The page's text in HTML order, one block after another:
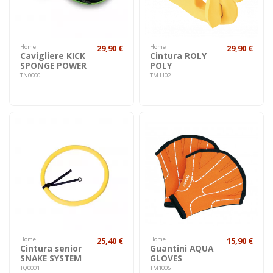
Home
Cavigliere KICK
SPONGE POWER
TN0000
29,90 € Home
Cintura ROLY
POLY
TM1102
29,90 €
Home
Cintura senior
SNAKE SYSTEM
TQ0001
25,40 € Home
Guantini AQUA
GLOVES
TM1005
15,90 €